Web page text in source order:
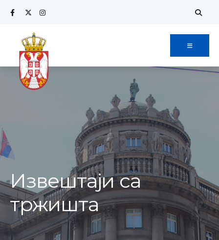
Извештаји са
тржишта